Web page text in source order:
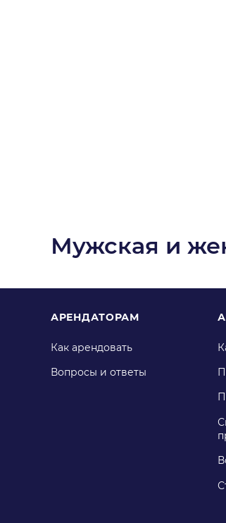
Мужская и
АРЕНДАТОРАМ
Как арендовать
Вопросы и ответы